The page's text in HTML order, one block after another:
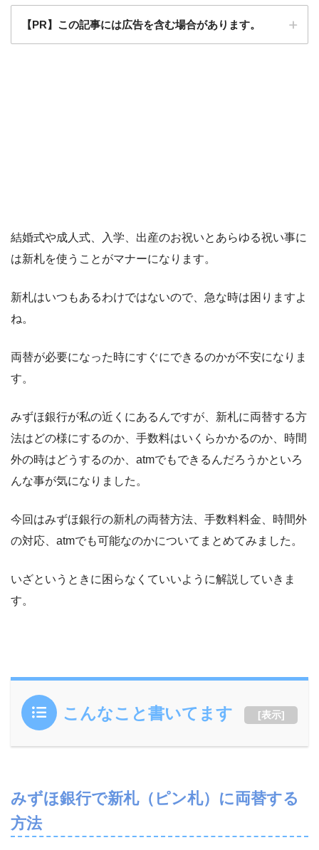
【PR】この記事には広告を含む場合があります。
結婚式や成人式、入学、出産のお祝いとあらゆる祝い事に
は新札を使うことがマナーになります。
新札はいつもあるわけではないので、急な時は困りますよ
ね。
両替が必要になった時にすぐにできるのかが不安になりま
す。
みずほ銀行が私の近くにあるんですが、新札に両替する方
法はどの様にするのか、手数料はいくらかかるのか、時間
外の時はどうするのか、atmでもできるんだろうかといろ
んな事が気になりました。
今回はみずほ銀行の新札の両替方法、手数料料金、時間外
の対応、atmでも可能なのかについてまとめてみました。
いざというときに困らなくていいように解説していきま
す。
こんなこと書いてます [表示]
みずほ銀行で新札（ピン札）に両替する
方法